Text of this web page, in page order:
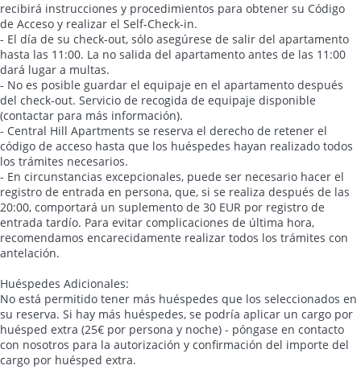
recibirá instrucciones y procedimientos para obtener su Código
de Acceso y realizar el Self-Check-in.
- El día de su check-out, sólo asegúrese de salir del apartamento
hasta las 11:00. La no salida del apartamento antes de las 11:00
dará lugar a multas.
- No es posible guardar el equipaje en el apartamento después
del check-out. Servicio de recogida de equipaje disponible
(contactar para más información).
- Central Hill Apartments se reserva el derecho de retener el
código de acceso hasta que los huéspedes hayan realizado todos
los trámites necesarios.
- En circunstancias excepcionales, puede ser necesario hacer el
registro de entrada en persona, que, si se realiza después de las
20:00, comportará un suplemento de 30 EUR por registro de
entrada tardío. Para evitar complicaciones de última hora,
recomendamos encarecidamente realizar todos los trámites con
antelación.
Huéspedes Adicionales:
No está permitido tener más huéspedes que los seleccionados en
su reserva. Si hay más huéspedes, se podría aplicar un cargo por
huésped extra (25€ por persona y noche) - póngase en contacto
con nosotros para la autorización y confirmación del importe del
cargo por huésped extra.